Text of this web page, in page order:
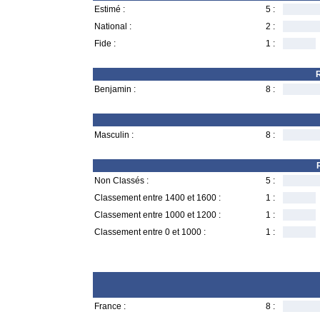
Estimé :
5 :
National :
2 :
Fide :
1 :
Benjamin :
8 :
Masculin : 8 :
Non Classés :
5 :
Classement entre 1400 et 1600 :
1 :
Classement entre 1000 et 1200 :
1 :
Classement entre 0 et 1000 :
1 :
France : 8 :